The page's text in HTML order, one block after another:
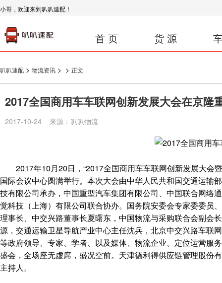
小哥，欢迎来到叭叭速配！
首 页 货 源
叭叭速配 > 物流资讯 > > 正文
2017全国商用车车联网创新发展大会在京隆
2017-10-24 来源：叭叭物流
2017年10月20日，“2017全国商用车车联网创新发展大会
国际会议中心圆满举行。本次大会由中华人民共和国交通运输
技有限公司承办，中国重型汽车集团有限公司、中国联合网络
觉科技（上海）有限公司联合协办。国务院安委会专家委委员
理事长、中交兴路董事长夏曙东，中国物流与采购联合会副会
源，交通运输卫星导航产业中心主任沈兵，北京中交兴路车联
等政府领导、专家、学者、以及媒体、物流企业、定位运营服
盛会，全场座无虚席，盛况空前。天津德利得供应链管理股份
主持人。